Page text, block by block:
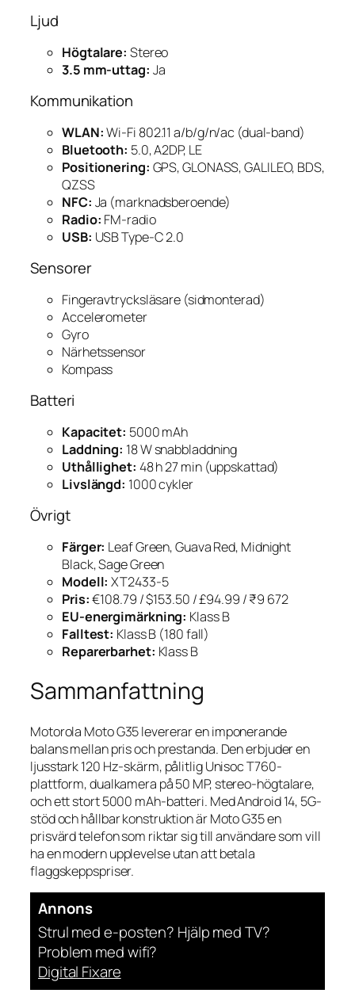
Ljud
Högtalare: Stereo
3.5 mm-uttag: Ja
Kommunikation
WLAN:Wi-Fi 802.11 a/b/g/n/ac (dual-band)
Bluetooth: 5.0, A2DP, LE
Positionering: GPS, GLONASS, GALILEO, BDS,
QZSS
NFC: Ja (marknadsberoende)
Radio: FM-radio
USB: USB Type-C 2.0
Sensorer
Fingeravtrycksläsare (sidmonterad)
Accelerometer
Gyro
Närhetssensor
Kompass
Batteri
Kapacitet: 5000 mAh
Laddning: 18 W snabbladdning
Uthållighet: 48 h 27 min (uppskattad)
Livslängd: 1000 cykler
Övrigt
Färger: Leaf Green, Guava Red, Midnight
Black, Sage Green
Modell: XT2433-5
Pris:€108.79 / $153.50 / £94.99 / ₹9 672
EU-energimärkning: Klass B
Falltest: Klass B (180 fall)
Reparerbarhet: Klass B
Sammanfattning
Motorola Moto G35 levererar en imponerande
balans mellan pris och prestanda. Den erbjuder en
ljusstark 120 Hz-skärm, pålitlig Unisoc T760-
plattform, dualkamera på 50 MP, stereo-högtalare,
och ett stort 5000 mAh-batteri. Med Android 14, 5G-
stöd och hållbar konstruktion är Moto G35 en
prisvärd telefon som riktar sig till användare som vill
ha en modern upplevelse utan att betala
flaggskepps­priser.
Annons
Strul med e-posten? Hjälp med TV?
Problem med wifi?
Digital Fixare